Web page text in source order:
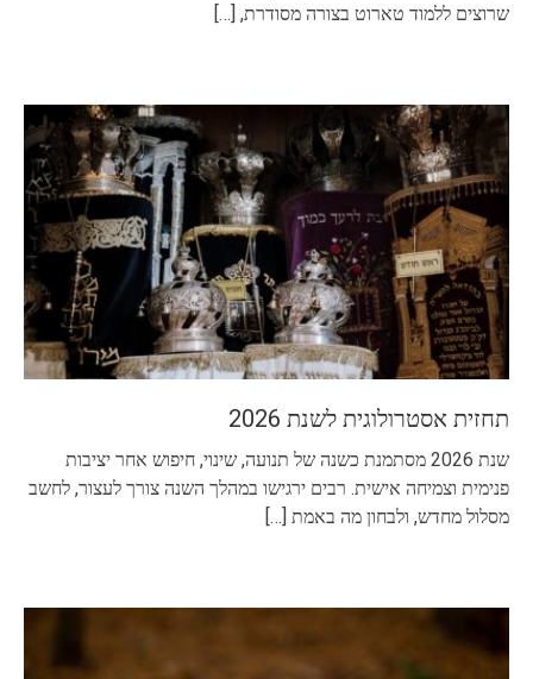
שרוצים ללמוד טארוט בצורה מסודרת, […]
תחזית אסטרולוגית לשנת 2026
שנת 2026 מסתמנת כשנה של תנועה, שינוי, חיפוש אחר יציבות
פנימית וצמיחה אישית. רבים ירגישו במהלך השנה צורך לעצור, לחשב
מסלול מחדש, ולבחון מה באמת […]